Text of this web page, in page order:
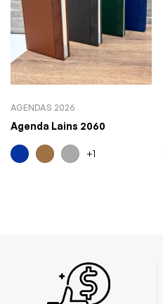
AGENDAS 2026
Agenda Lains 2060
+1